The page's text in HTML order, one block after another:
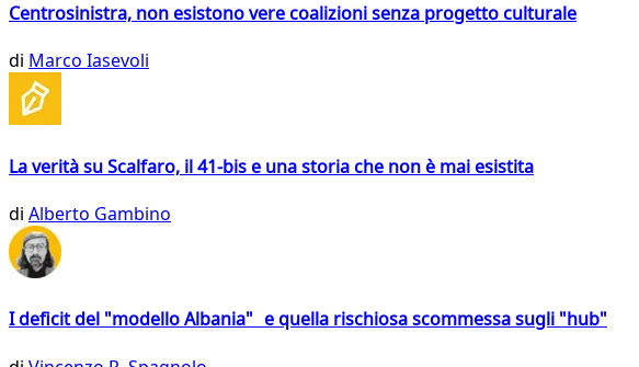
Centrosinistra, non esistono vere coalizioni senza progetto culturale
di Marco Iasevoli
La verità su Scalfaro, il 41-bis e una storia che non è mai esistita
di Alberto Gambino
I deficit del "modello Albania" e quella rischiosa scommessa sugli "hub"